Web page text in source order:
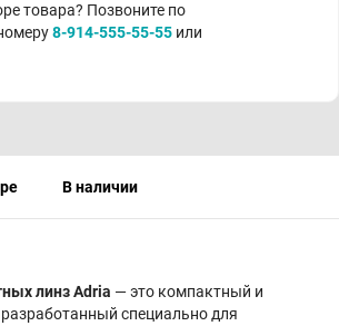
товара? Позвоните по
8-914-555-55-55 или
В наличии
линз Adria — это компактный и
специально для